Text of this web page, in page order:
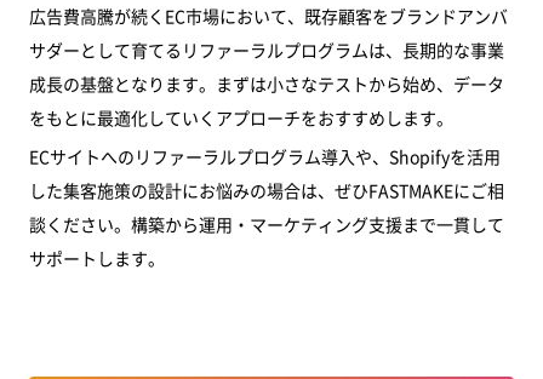
広告費高騰が続くEC市場において、既存顧客をブランドアンバ
サダーとして育てるリファーラルプログラムは、長期的な事業
成長の基盤となります。まずは小さなテストから始め、データ
をもとに最適化していくアプローチをおすすめします。
ECサイトへのリファーラルプログラム導入や、Shopifyを活用
した集客施策の設計にお悩みの場合は、ぜひFASTMAKEにご相
談ください。構築から運用・マーケティング支援まで一貫して
サポートします。